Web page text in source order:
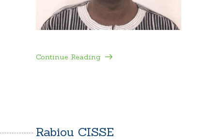
Continue Reading
Rabiou CISSE